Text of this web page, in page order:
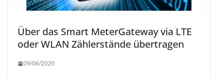
Über das Smart MeterGateway via LTE
oder WLAN Zählerstände übertragen
09/06/2020